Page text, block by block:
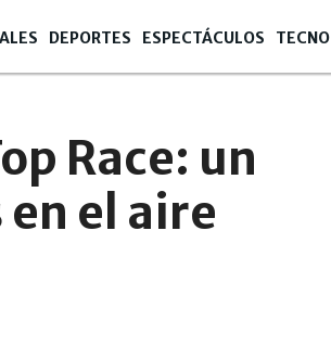
DEPORTES ESPECTÁCULOS TECNO
Race: un
el aire